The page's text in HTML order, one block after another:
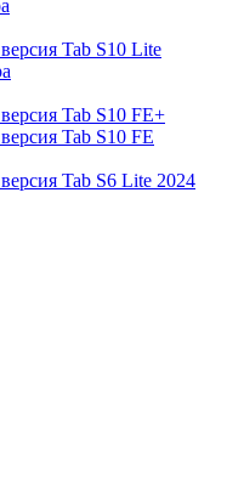
Tab S10 Lite
Tab S10 FE+
Tab S10 FE
Tab S6 Lite 2024